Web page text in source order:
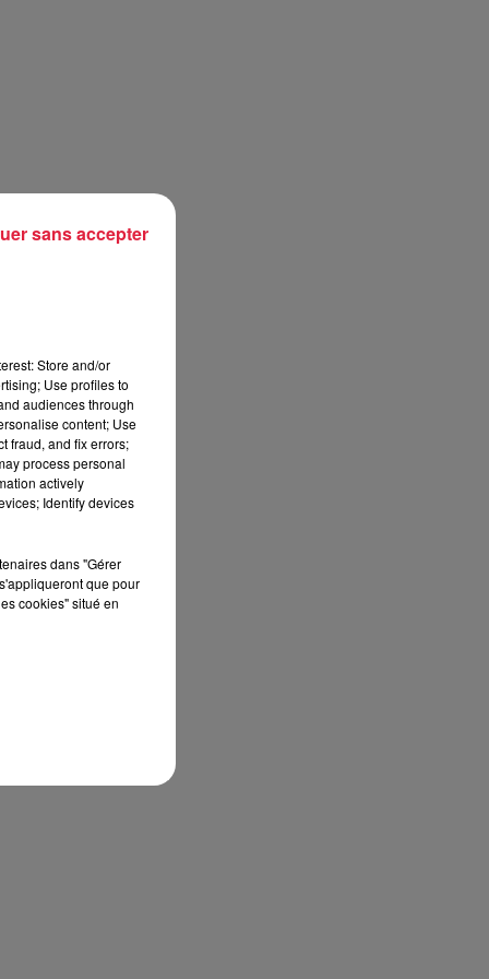
-
Store and/or
Use profiles to
audiences through
content; Use
fraud, and fix errors;
process personal
actively
Identify devices
dans "Gérer
que pour
cookies" situé en
sans accepter